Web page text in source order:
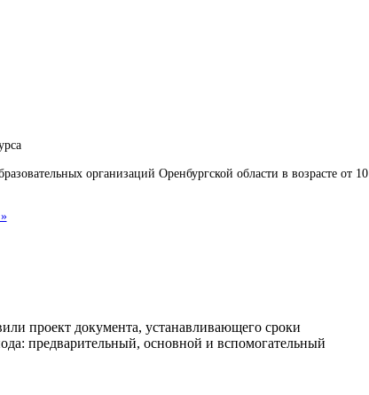
организаций Оренбургской области в возрасте от 10
проект документа, устанавливающего сроки
предварительный, основной и вспомогательный